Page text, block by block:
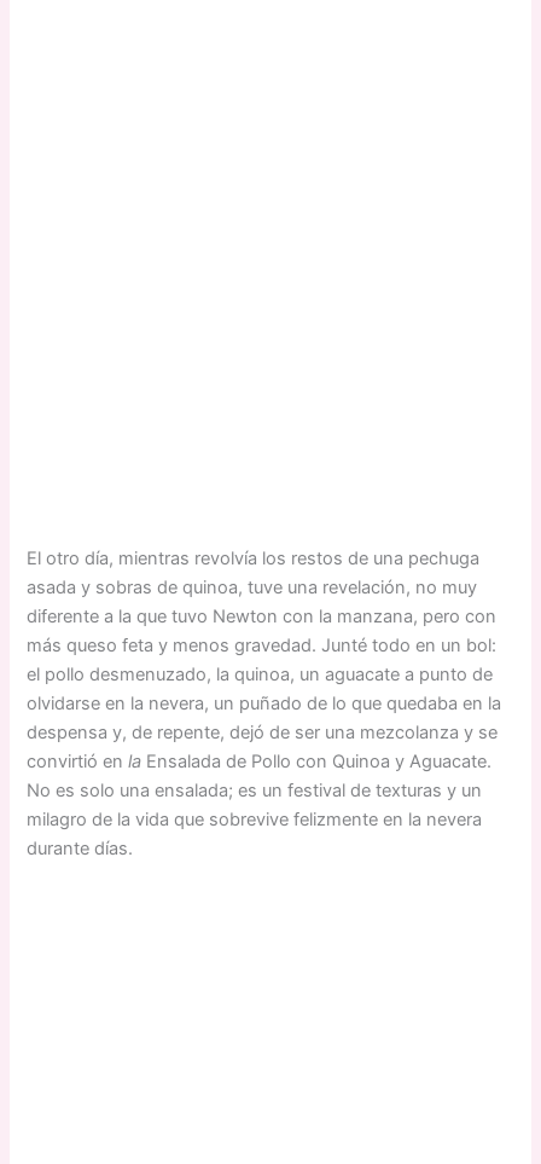
El otro día, mientras revolvía los restos de una pechuga
asada y sobras de quinoa, tuve una revelación, no muy
diferente a la que tuvo Newton con la manzana, pero con
más queso feta y menos gravedad. Junté todo en un bol:
el pollo desmenuzado, la quinoa, un aguacate a punto de
olvidarse en la nevera, un puñado de lo que quedaba en la
despensa y, de repente, dejó de ser una mezcolanza y se
convirtió enla Ensalada de Pollo con Quinoa y Aguacate.
No es solo una ensalada; es un festival de texturas y un
milagro de la vida que sobrevive felizmente en la nevera
durante días.